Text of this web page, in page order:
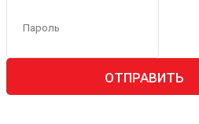
ОТПРАВИТЬ